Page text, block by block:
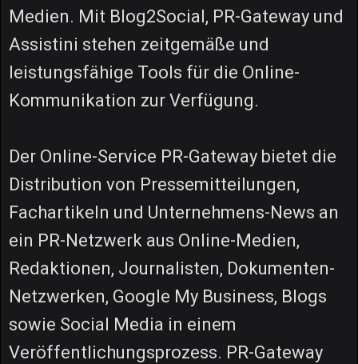
Medien. Mit Blog2Social, PR-Gateway und
Assistini stehen zeitgemäße und
leistungsfähige Tools für die Online-
Kommunikation zur Verfügung.
Der Online-Service PR-Gateway bietet die
Distribution von Pressemitteilungen,
Fachartikeln und Unternehmens-News an
ein PR-Netzwerk aus Online-Medien,
Redaktionen, Journalisten, Dokumenten-
Netzwerken, Google My Business, Blogs
sowie Social Media in einem
Veröffentlichungsprozess. PR-Gateway